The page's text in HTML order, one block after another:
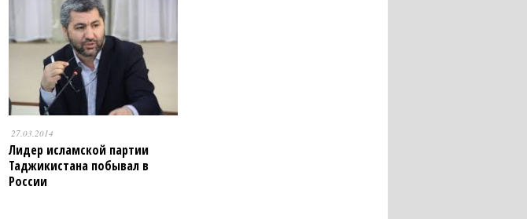
27.03.2014
Лидер исламской партии
Таджикистана побывал в
России